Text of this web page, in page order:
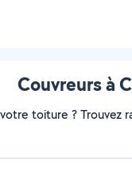
Couvreurs à
toiture ? Trouvez